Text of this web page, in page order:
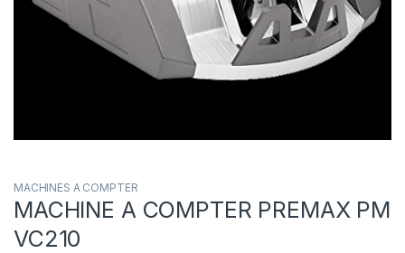
MACHINES A COMPTER
MACHINE A COMPTER PREMAX PM
VC210